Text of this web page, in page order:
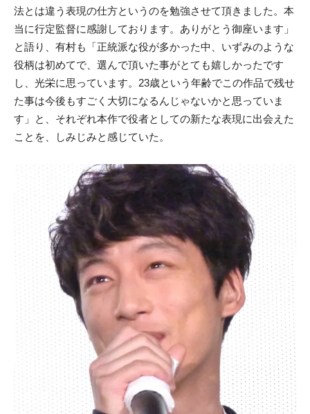
法とは違う表現の仕方というのを勉強させて頂きました。本
当に行定監督に感謝しております。ありがとう御座います」
と語り、有村も「正統派な役が多かった中、いずみのような
役柄は初めてで、選んで頂いた事がとても嬉しかったです
し、光栄に思っています。23歳という年齢でこの作品で残せ
た事は今後もすごく大切になるんじゃないかと思っていま
す」と、それぞれ本作で役者としての新たな表現に出会えた
ことを、しみじみと感じていた。